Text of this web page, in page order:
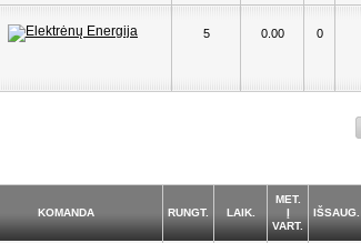
5 0.00 0
KOMANDA RUNGT. LAIK.
MET.
Į
VART.
IŠSAUG.